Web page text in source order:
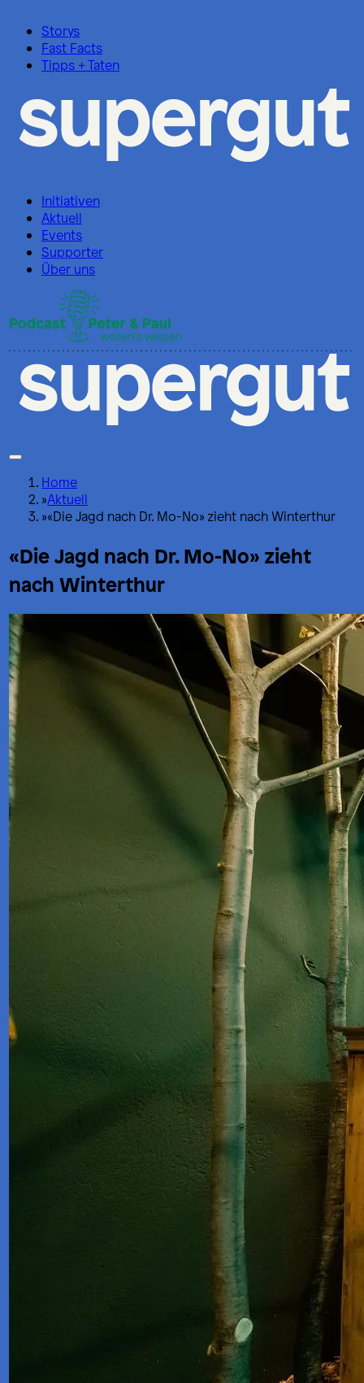
Storys
Fast Facts
Tipps + Taten
Initiativen
Aktuell
Events
Supporter
Über uns
Home
»Aktuell
»«Die Jagd nach Dr. Mo-No» zieht nach Winterthur
«Die Jagd nach Dr. Mo-No» zieht
nach Winterthur